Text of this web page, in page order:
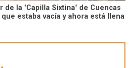
de la 'Capilla Sixtina' de Cuencas
estaba vacía y ahora está llena